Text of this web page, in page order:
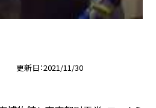
更新日 2021/11/30